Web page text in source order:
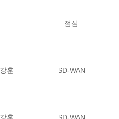
점심
강훈 SD-WAN
강훈 SD-WAN